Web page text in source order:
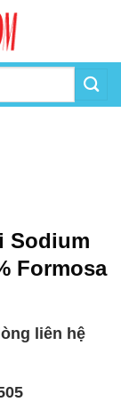
Sodium
Formosa
liên hệ